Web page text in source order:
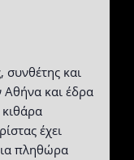
συνθέτης και
και έδρα
έχει
πληθώρα